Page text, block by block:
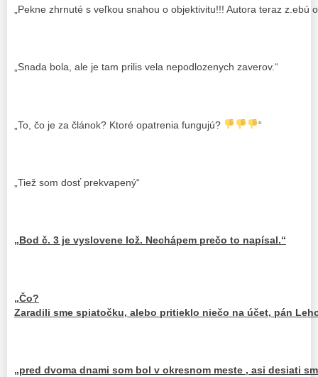
„Pekne zhrnuté s veľkou snahou o objektivitu!!! Autora teraz z.ebú
„Snada bola, ale je tam prilis vela nepodlozenych zaverov.“
„To, čo je za článok? Ktoré opatrenia fungujú? “
„Tiež som dosť prekvapený“
„Bod č. 3 je vyslovene lož. Nechápem prečo to napísal.“
„Čo?
Zaradili sme spiatočku, alebo pritieklo niečo na účet, pán
„pred dvoma dnami som bol v okresnom meste , asi desiati